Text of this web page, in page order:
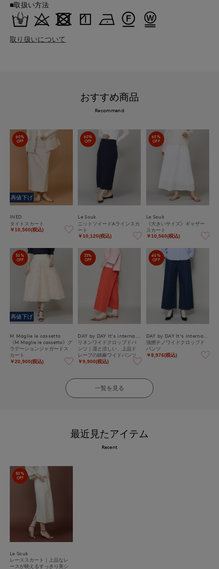
■取扱い方法
取り扱いについて
おすすめ商品
Recommend
60%
OFF
再値下げ
INED
タイトスカート
￥10,560(税込)
60%
OFF
Le Souk
ニットツイードAラインスカ
ート
￥10,120(税込)
60%
OFF
Le Souk
《大きいサイズ》ギャザー
スカート
￥10,560(税込)
50%
OFF
再値下げ
M Maglie le cassetto
《M Maglie le cassetto》グ
ラデーションジャガードス
カート
￥20,900(税込)
33%
OFF
リネンワイドクロップドパ
ンツ｜凛と涼しい、上品ド
レープの綿麻ワイドパンツ
￥9,900(税込)
40%
OFF
強撚チノワイドクロップド
パンツ
￥8,976(税込)
一覧を見る
最近見たアイテム
Recent
50%
OFF
Le Souk
レーススカート｜上品なレ
ースが映えるすっきり美シ